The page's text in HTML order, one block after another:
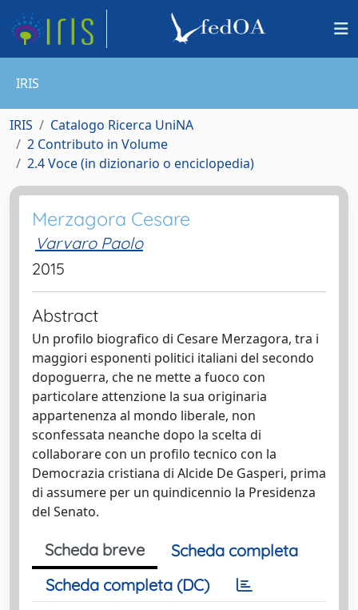
IRIS
IRIS
Catalogo Ricerca UniNA
2 Contributo in Volume
2.4 Voce (in dizionario o enciclopedia)
Merzagora Cesare
Varvaro Paolo
2015
Abstract
Un profilo biografico di Cesare Merzagora, tra i
maggiori esponenti politici italiani del secondo
dopoguerra, che ne mette a fuoco con
particolare attenzione la sua originaria
appartenenza al mondo liberale, non
sconfessata neanche dopo la scelta di
collaborare con un profilo tecnico con la
Democrazia cristiana di Alcide De Gasperi, prima
di assumere per un quindicennio la Presidenza
del Senato.
Scheda breve
Scheda completa
Scheda completa (DC)